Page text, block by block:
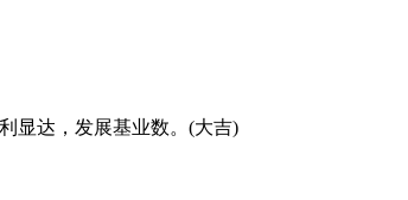
显达，发展基业数。(大吉)